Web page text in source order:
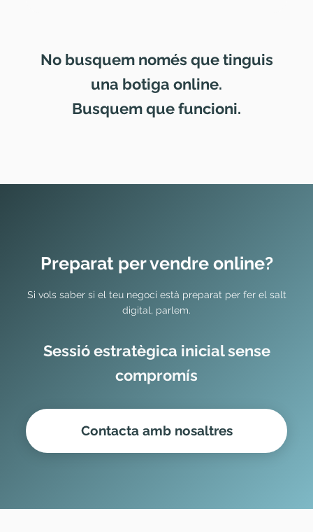
No busquem només que tinguis
una botiga online.
Busquem que funcioni.
Preparat per vendre online?
Si vols saber si el teu negoci està preparat per fer el salt
digital, parlem.
Sessió estratègica inicial sense
compromís
Contacta amb nosaltres